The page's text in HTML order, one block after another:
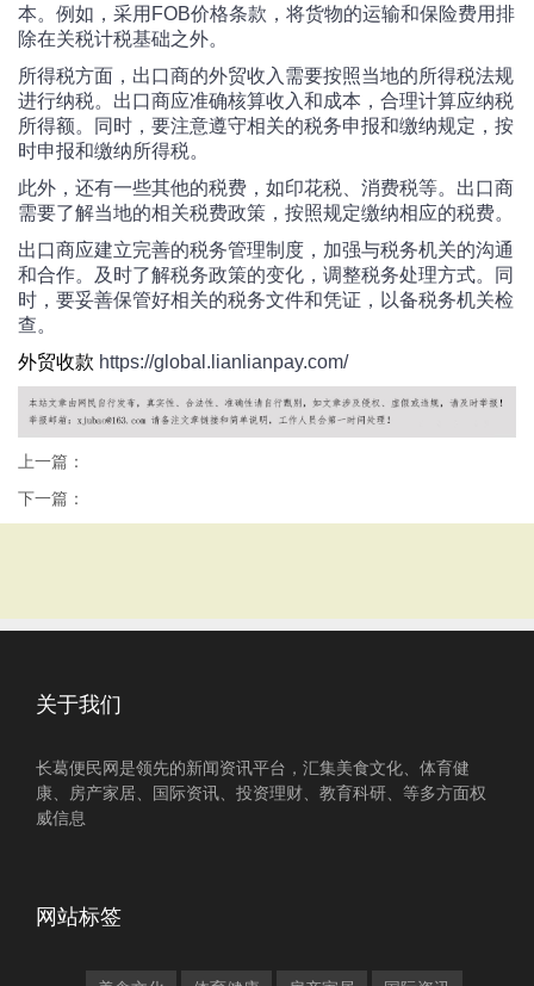
本。例如，采用FOB价格条款，将货物的运输和保险费用排
除在关税计税基础之外。
所得税方面，出口商的外贸收入需要按照当地的所得税法规
进行纳税。出口商应准确核算收入和成本，合理计算应纳税
所得额。同时，要注意遵守相关的税务申报和缴纳规定，按
时申报和缴纳所得税。
此外，还有一些其他的税费，如印花税、消费税等。出口商
需要了解当地的相关税费政策，按照规定缴纳相应的税费。
出口商应建立完善的税务管理制度，加强与税务机关的沟通
和合作。及时了解税务政策的变化，调整税务处理方式。同
时，要妥善保管好相关的税务文件和凭证，以备税务机关检
查。
外贸收款 https://global.lianlianpay.com/
上一篇：
下一篇：
关于我们
长葛便民网是领先的新闻资讯平台，汇集美食文化、体育健
康、房产家居、国际资讯、投资理财、教育科研、等多方面权
威信息
网站标签